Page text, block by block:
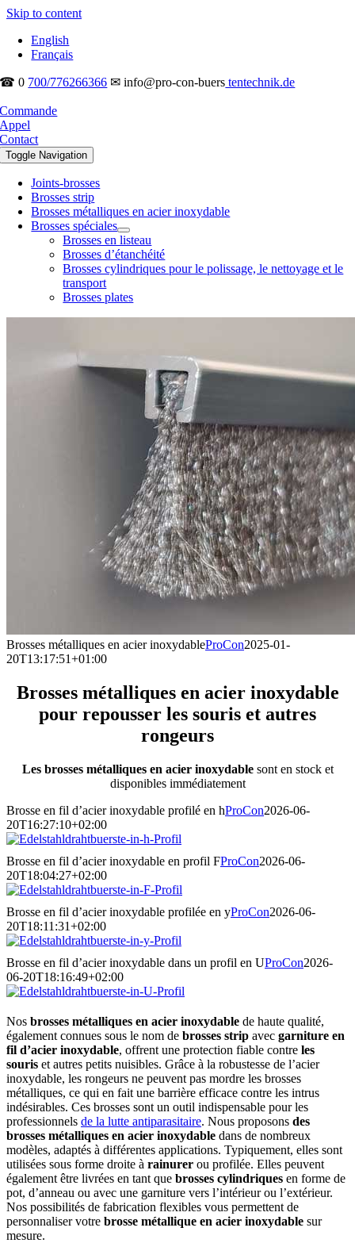
Skip to content
English
Français
☎ 0 700/776266366 ✉ info@pro-con-buers tentechnik.de
Commande
Appel
Contact
Toggle Navigation
Joints-brosses
Brosses strip
Brosses métalliques en acier inoxydable
Brosses spéciales
Brosses en listeau
Brosses d’étanchéité
Brosses cylindriques pour le polissage, le nettoyage et le
transport
Brosses plates
Brosses métalliques en acier inoxydableProCon2025-01-
20T13:17:51+01:00
Brosses métalliques en acier inoxydable
pour repousser les souris et autres
rongeurs
Les brosses métalliques en acier inoxydablesont en stock et
disponibles immédiatement
Brosse en fil d’acier inoxydable profilé en hProCon2026-06-
20T16:27:10+02:00
Brosse en fil d’acier inoxydable en profil FProCon2026-06-
20T18:04:27+02:00
Brosse en fil d’acier inoxydable profilée en yProCon2026-06-
20T18:11:31+02:00
Brosse en fil d’acier inoxydable dans un profil en UProCon2026-
06-20T18:16:49+02:00
Nos brosses métalliques en acier inoxydable de haute qualité,
également connues sous le nom de brosses strip avec garniture en
fil d’acier inoxydable, offrent une protection fiable contre les
souris et autres petits nuisibles. Grâce à la robustesse de l’acier
inoxydable, les rongeurs ne peuvent pas mordre les brosses
métalliques, ce qui en fait une barrière efficace contre les intrus
indésirables. Ces brosses sont un outil indispensable pour les
professionnels de la lutte antiparasitaire. Nous proposons des
brosses métalliques en acier inoxydable dans de nombreux
modèles, adaptés à différentes applications. Typiquement, elles sont
utilisées sous forme droite à rainurer ou profilée. Elles peuvent
également être livrées en tant que brosses cylindriques en forme de
pot, d’anneau ou avec une garniture vers l’intérieur ou l’extérieur.
Nos possibilités de fabrication flexibles vous permettent de
personnaliser votre brosse métallique en acier inoxydable sur
mesure.